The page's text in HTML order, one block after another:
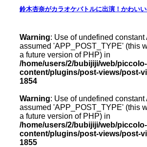
鈴木杏奈がカラオケバトルに出演！かわい
Warning: Use of undefined
assumed 'APP_POST_TYPE' (this
a future version of PHP) in
/home/users/2/bubijiji/web/
content/plugins/post-views/post-
1854
Warning: Use of undefined
assumed 'APP_POST_TYPE' (this
a future version of PHP) in
/home/users/2/bubijiji/web/
content/plugins/post-views/post-
1855